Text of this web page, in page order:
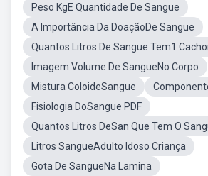
Peso KgE Quantidade De Sangue
A Importância Da DoaçãoDe Sangue
Quantos Litros De Sangue Tem1
Imagem Volume De SangueNo Corpo
Mistura ColoideSangue
Fisiologia DoSangue PDF
Quantos Litros DeSan Que Tem O
Litros SangueAdulto Idoso Criança
Gota De SangueNa Lamina